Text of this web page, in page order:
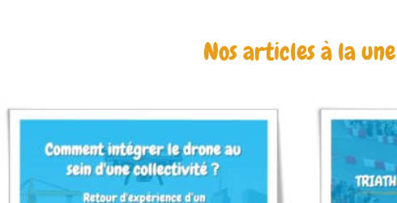
Nos articles à la une